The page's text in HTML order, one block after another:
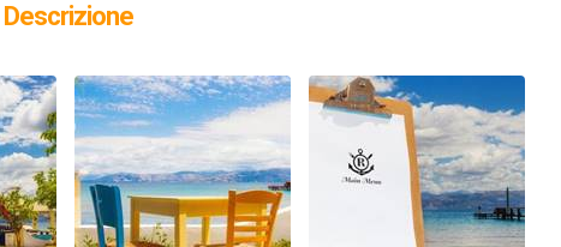
Descrizione